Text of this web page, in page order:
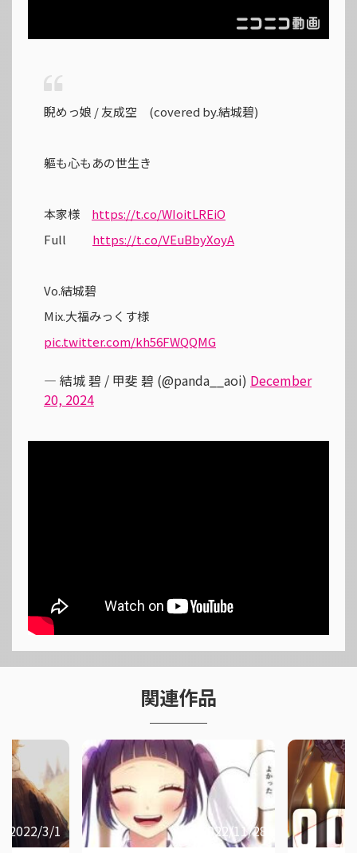
睨めっ娘 / 友成空 (covered by.結城碧)
軀も心もあの世生き
本家様 https://t.co/WIoitLREiO
Full https://t.co/VEuBbyXoyA
Vo.結城碧
Mix.大福みっくす様
pic.twitter.com/kh56FWQQMG
— 結城 碧 / 甲斐 碧 (@panda__aoi) December
20, 2024
関連作品
2022/3/1 2022/11/28